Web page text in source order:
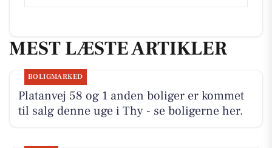
MEST LÆSTE ARTIKLER
BOLIGMARKED
Platanvej 58 og 1 anden boliger er kommet
til salg denne uge i Thy - se boligerne her.